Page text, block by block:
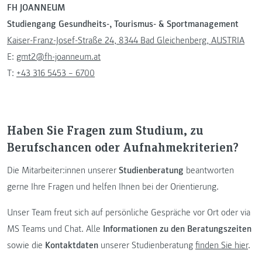
FH JOANNEUM
Studiengang Gesundheits-, Tourismus- & Sportmanagement
Kaiser-Franz-Josef-Straße 24, 8344 Bad Gleichenberg, AUSTRIA
E: gmt2@fh-joanneum.at
T: +43 316 5453 – 6700
Haben Sie Fragen zum Studium, zu
Berufschancen oder Aufnahmekriterien?
Die Mitarbeiter:innen unserer Studienberatung beantworten
gerne Ihre Fragen und helfen Ihnen bei der Orientierung.
Unser Team freut sich auf persönliche Gespräche vor Ort oder via
MS Teams und Chat. Alle Informationen zu den Beratungszeiten
sowie die Kontaktdaten unserer Studienberatung finden Sie hier.